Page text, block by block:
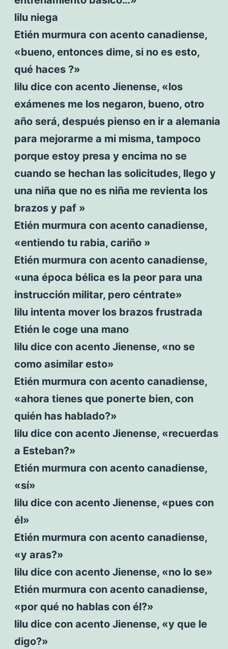
lilu niega
Etién murmura con acento canadiense,
«bueno, entonces dime, si no es esto,
qué haces ?»
lilu dice con acento Jienense, «los
exámenes me los negaron, bueno, otro
año será, después pienso en ir a alemania
para mejorarme a mi misma, tampoco
porque estoy presa y encima no se
cuando se hechan las solicitudes, llego y
una niña que no es niña me revienta los
brazos y paf »
Etién murmura con acento canadiense,
«entiendo tu rabia, cariño »
Etién murmura con acento canadiense,
«una época bélica es la peor para una
instrucción militar, pero céntrate»
lilu intenta mover los brazos frustrada
Etién le coge una mano
lilu dice con acento Jienense, «no se
como asimilar esto»
Etién murmura con acento canadiense,
«ahora tienes que ponerte bien, con
quién has hablado?»
lilu dice con acento Jienense, «recuerdas
a Esteban?»
Etién murmura con acento canadiense,
«sí»
lilu dice con acento Jienense, «pues con
él»
Etién murmura con acento canadiense,
«y aras?»
lilu dice con acento Jienense, «no lo se»
Etién murmura con acento canadiense,
«por qué no hablas con él?»
lilu dice con acento Jienense, «y que le
digo?»